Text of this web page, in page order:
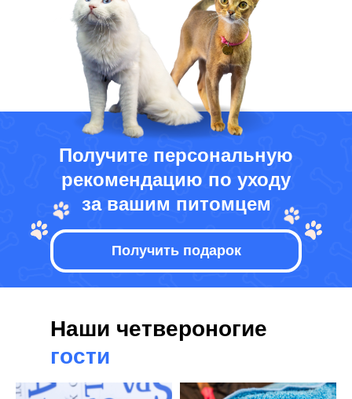
Получить подарок
Получите персональную
рекомендацию по уходу
за вашим питомцем
Наши четвероногие
гости